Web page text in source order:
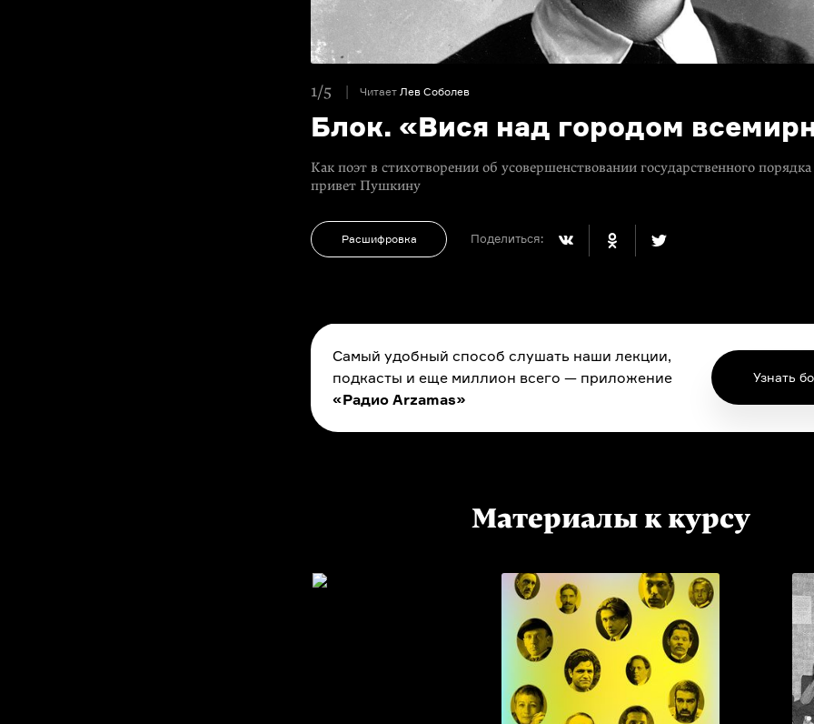
1/5 Читает Лев Соболев
Блок. «Вися над городом
Как поэт в стихотворении об усовершенствовании государственного порядка
привет Пушкину
Расшифровка Поделиться:
Самый удобный способ слушать наши лекции,
подкасты и еще миллион всего — приложение
«Радио Arzamas»
Узнать
Материалы к курсу